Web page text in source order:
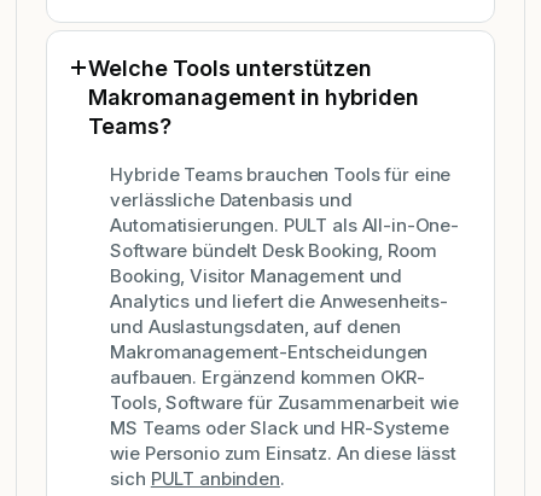
Welche Tools unterstützen
Makromanagement in hybriden
Teams?
Hybride Teams brauchen Tools für eine
verlässliche Datenbasis und
Automatisierungen. PULT als All-in-One-
Software bündelt Desk Booking, Room
Booking, Visitor Management und
Analytics und liefert die Anwesenheits-
und Auslastungsdaten, auf denen
Makromanagement-Entscheidungen
aufbauen. Ergänzend kommen OKR-
Tools, Software für Zusammenarbeit wie
MS Teams oder Slack und HR-Systeme
wie Personio zum Einsatz. An diese lässt
sich PULT anbinden.